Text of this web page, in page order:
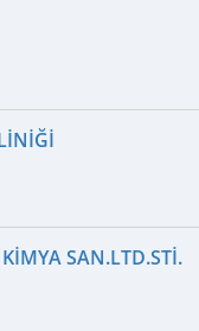
SAN.LTD.STI.